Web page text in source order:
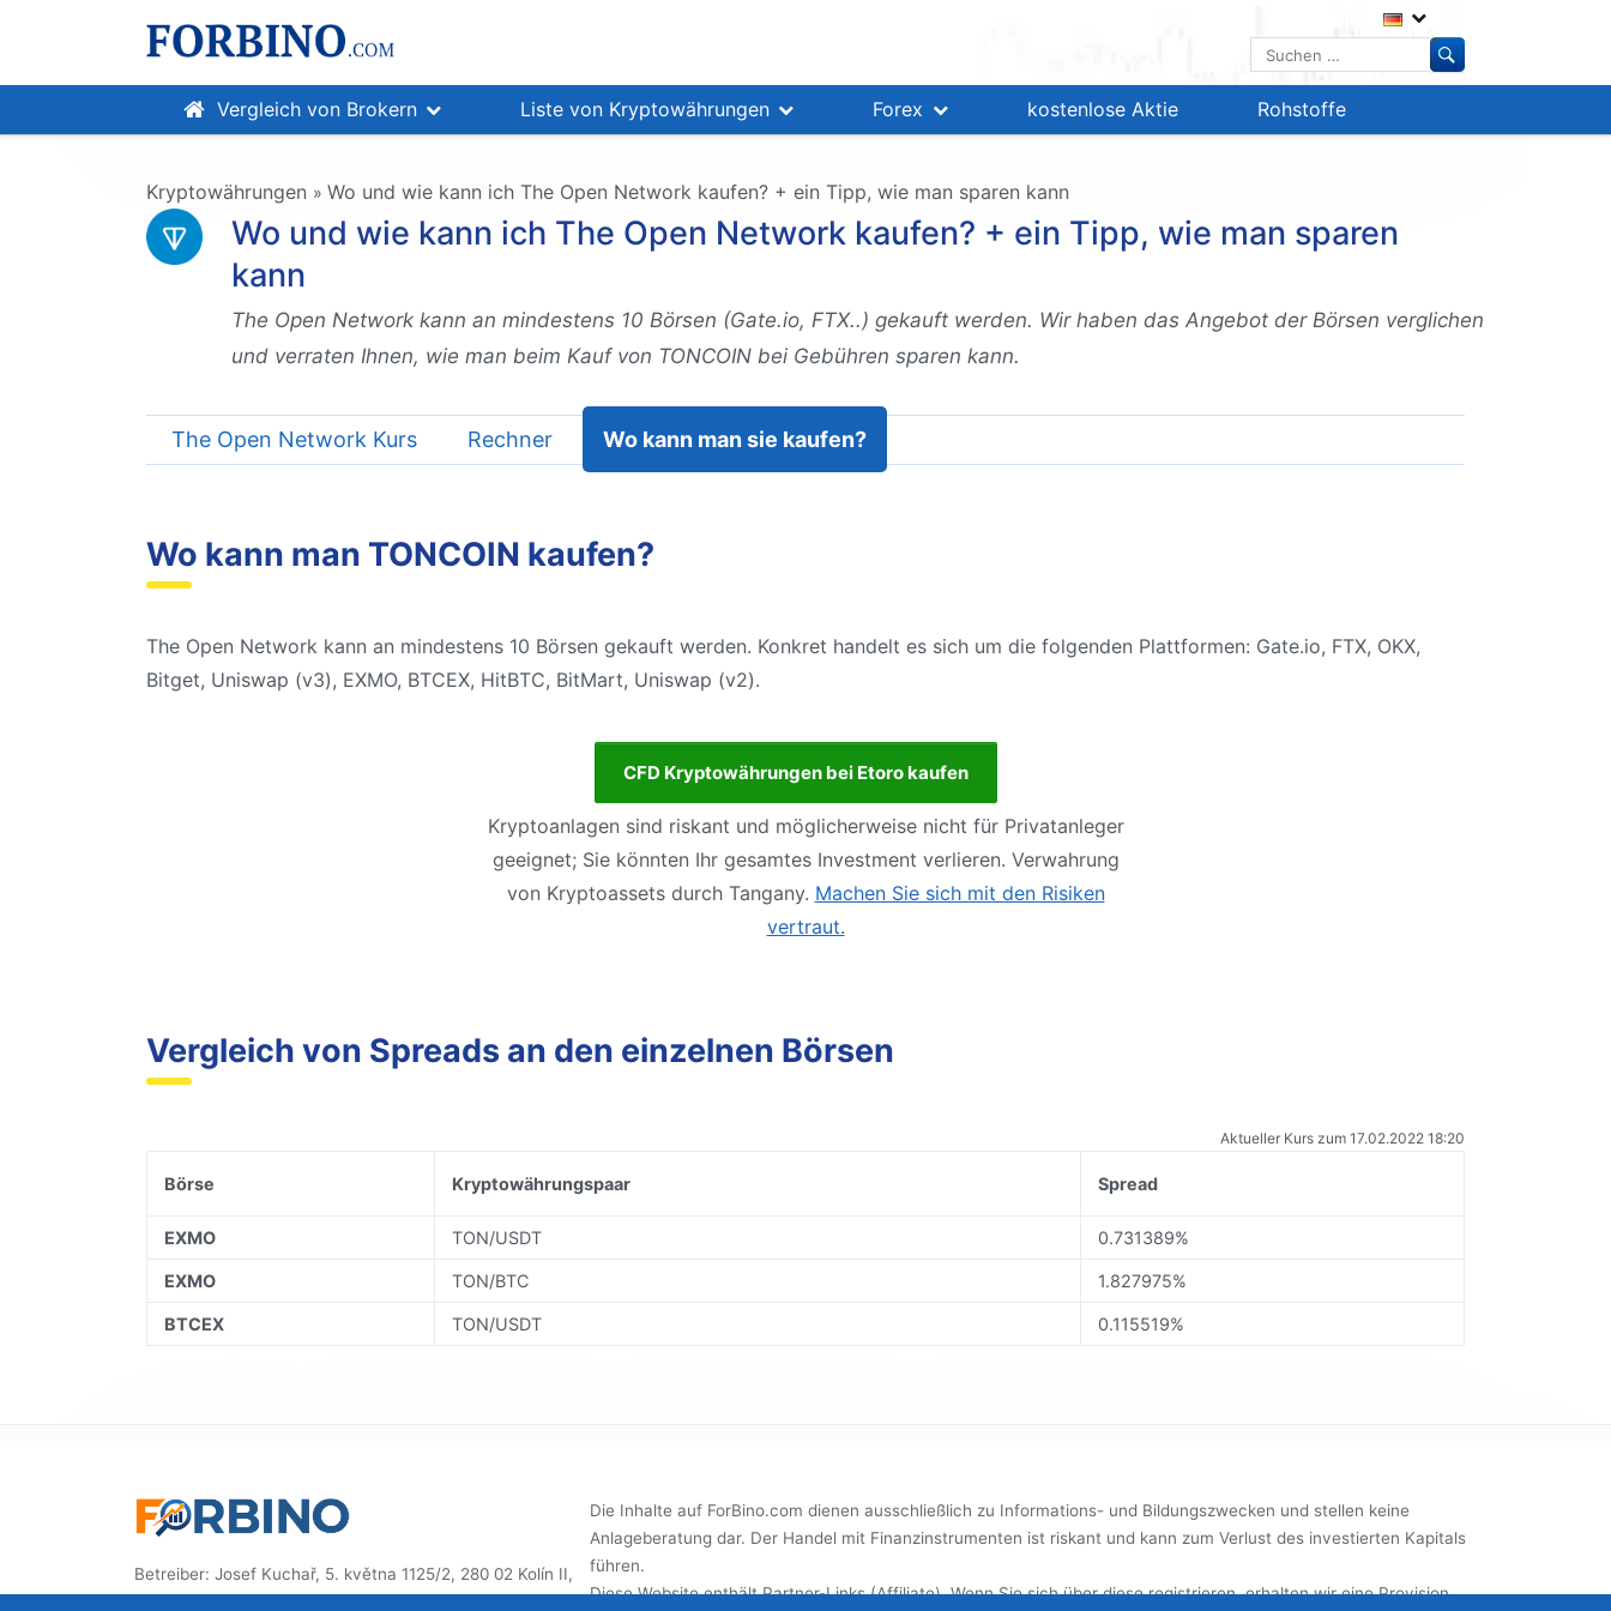
Suchen
nach:
Vergleich von Brokern Liste von Kryptowährungen Forex kostenlose Aktie Rohstoffe
Kryptowährungen » Wo und wie kann ich The Open Network kaufen? + ein Tipp, wie man sparen kann
Wo und wie kann ich The Open Network kaufen? + ein Tipp, wie man sparen
kann
The Open Network kann an mindestens 10 Börsen (Gate.io, FTX..) gekauft werden. Wir haben das Angebot der Börsen verglichen
und verraten Ihnen, wie man beim Kauf von TONCOIN bei Gebühren sparen kann.
The Open Network Kurs Rechner Wo kann man sie kaufen?
Wo kann man TONCOIN kaufen?
The Open Network kann an mindestens 10 Börsen gekauft werden. Konkret handelt es sich um die folgenden Plattformen: Gate.io, FTX, OKX,
Bitget, Uniswap (v3), EXMO, BTCEX, HitBTC, BitMart, Uniswap (v2).
CFD Kryptowährungen bei Etoro kaufen
Kryptoanlagen sind riskant und möglicherweise nicht für Privatanleger
geeignet; Sie könnten Ihr gesamtes Investment verlieren. Verwahrung
von Kryptoassets durch Tangany. Machen Sie sich mit den Risiken
vertraut.
Vergleich von Spreads an den einzelnen Börsen
Aktueller Kurs zum 17.02.2022 18:20
Börse Kryptowährungspaar Spread
EXMO TON/USDT 0.731389%
EXMO TON/BTC 1.827975%
BTCEX TON/USDT 0.115519%
Betreiber: Josef Kuchař, 5. května 1125/2, 280 02 Kolín II,
Tschechische Republik, ID: 87914832
Die Inhalte auf ForBino.com dienen ausschließlich zu Informations- und Bildungszwecken und stellen keine
Anlageberatung dar. Der Handel mit Finanzinstrumenten ist riskant und kann zum Verlust des investierten Kapitals
führen.
Diese Website enthält Partner-Links (Affiliate). Wenn Sie sich über diese registrieren, erhalten wir eine Provision,